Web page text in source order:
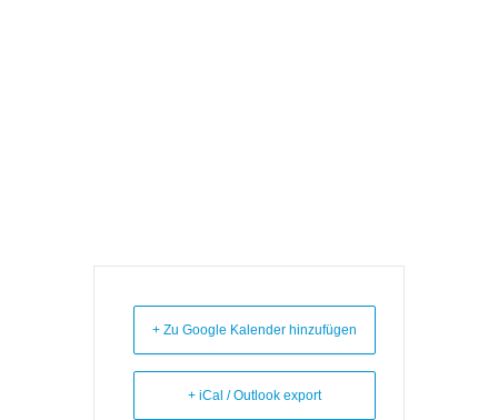
+ Zu Google Kalender hinzufügen
+ iCal / Outlook export